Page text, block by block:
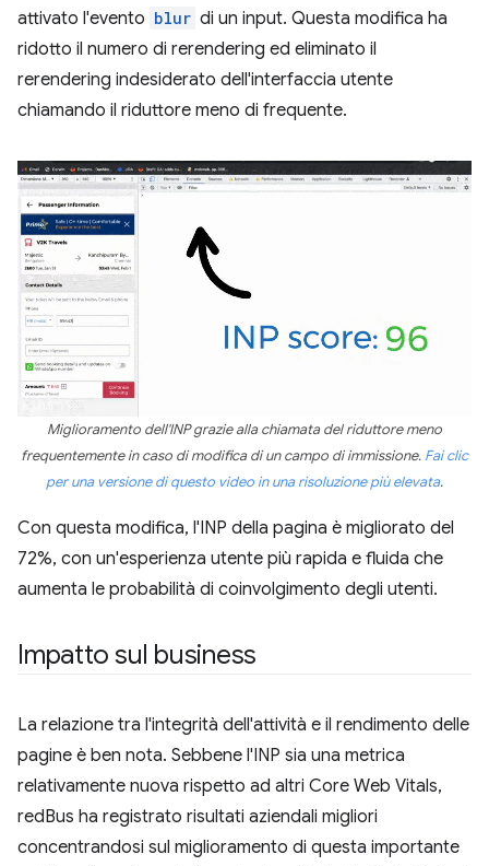
attivato l'evento blur di un input. Questa modifica ha
ridotto il numero di rerendering ed eliminato il
rerendering indesiderato dell'interfaccia utente
chiamando il riduttore meno di frequente.
Miglioramento dell'INP grazie alla chiamata del riduttore meno
frequentemente in caso di modifica di un campo di immissione. Fai clic
per una versione di questo video in una risoluzione più elevata.
Con questa modifica, l'INP della pagina è migliorato del
72%, con un'esperienza utente più rapida e fluida che
aumenta le probabilità di coinvolgimento degli utenti.
Impatto sul business
La relazione tra l'integrità dell'attività e il rendimento delle
pagine è ben nota. Sebbene l'INP sia una metrica
relativamente nuova rispetto ad altri Core Web Vitals,
redBus ha registrato risultati aziendali migliori
concentrandosi sul miglioramento di questa importante